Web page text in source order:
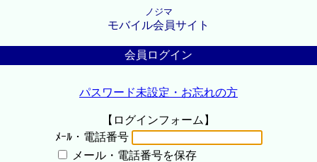
ノジマ
モバイル会員サイト
会員ログイン
パスワード未設定・お忘れの方
【ログインフォーム】
ﾒｰﾙ・電話番号
メール・電話番号を保存